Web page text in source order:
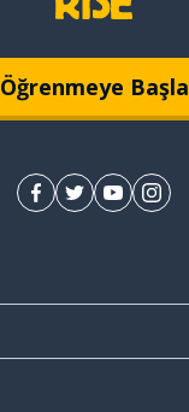
Öğrenmeye Başla